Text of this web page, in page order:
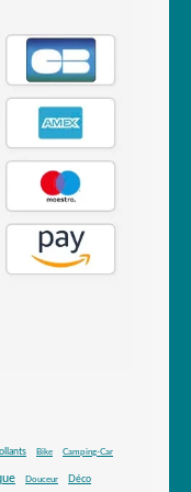
Bike Camping-Car
Douceur Déco